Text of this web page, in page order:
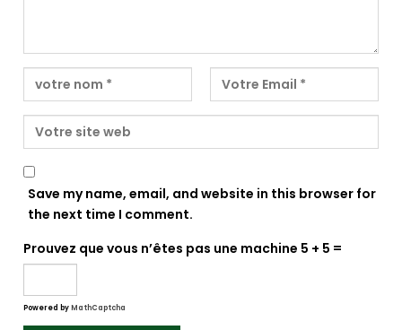
Save my name, email, and website in this browser for
the next time I comment.
Prouvez que vous n’êtes pas une machine 5 + 5 =
Powered byMathCaptcha